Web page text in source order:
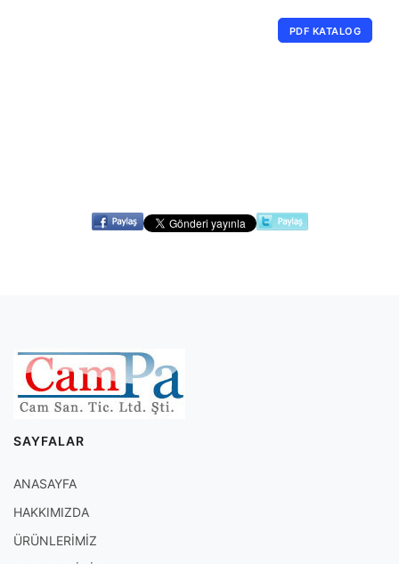
PDF KATALOG
SAYFALAR
ANASAYFA
HAKKIMIZDA
ÜRÜNLERİMİZ